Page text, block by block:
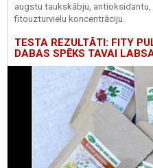
augstu taukskābju, antioksidantu,
fitouzturvielu koncentrāciju.
TESTA REZULTĀTI: FITY
DABAS SPĒKS TAVAI